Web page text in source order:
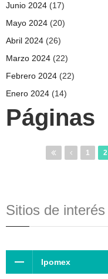
Junio 2024 (17)
Mayo 2024 (20)
Abril 2024 (26)
Marzo 2024 (22)
Febrero 2024 (22)
Enero 2024 (14)
Páginas
1 2
Sitios de interés
Ipomex